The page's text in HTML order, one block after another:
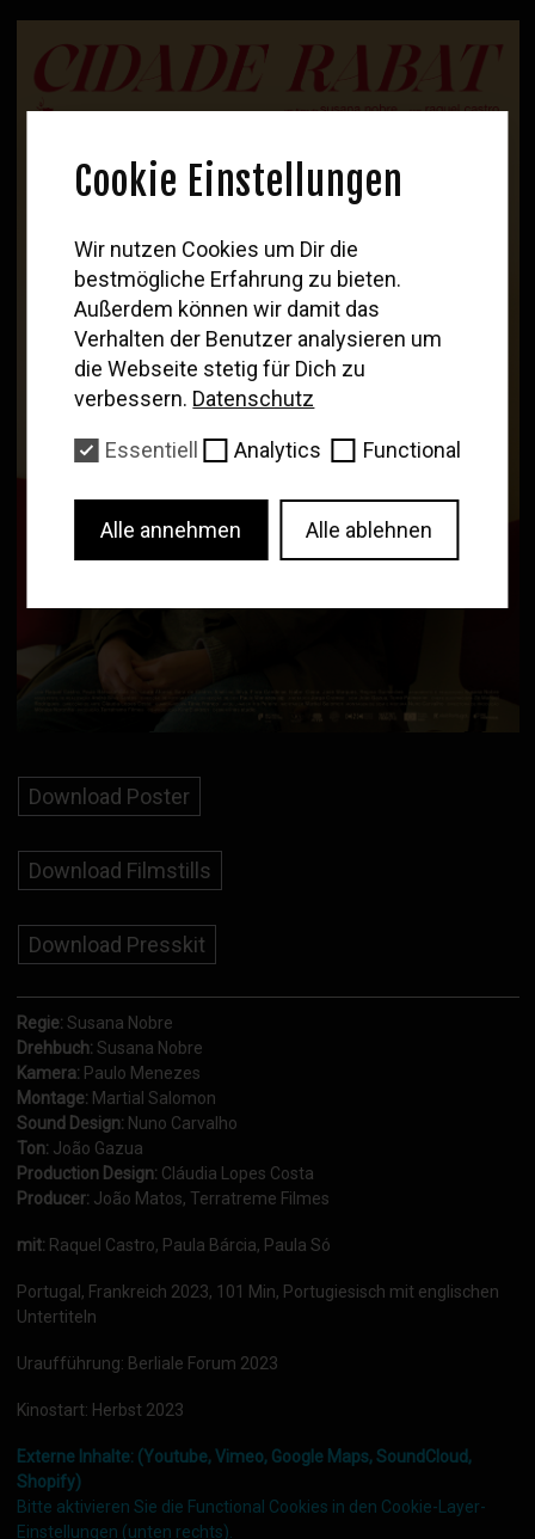
WOLF
Newsletter
Trag deine Email ein
um unsere Neuigkeiten und
das Filmprogramm zu erhalten
Abonnieren
Regie: Susana Nobre
Drehbuch: Susana Nobre
Kamera: Paulo Menezes
Montage: Martial Salomon
Sound Design: Nuno Carvalho
Ton: João Gazua
Production Design: Cláudia Lopes Costa
Producer: João Matos, Terratreme Filmes
mit: Raquel Castro, Paula Bárcia, Paula Só
Portugal, Frankreich 2023, 101 Min, Portugiesisch mit englischen
Untertiteln
Uraufführung: Berliale Forum 2023
Kinostart: Herbst 2023
Externe Inhalte: (Youtube, Vimeo, Google Maps, SoundCloud,
Shopify)
Bitte aktivieren Sie die Functional Cookies in den Cookie-Layer-
Einstellungen (unten rechts).
Download Poster
Download Filmstills
Download Presskit
Cookie Einstellungen
Wir nutzen Cookies um Dir die
bestmögliche Erfahrung zu bieten.
Außerdem können wir damit das
Verhalten der Benutzer analysieren um
die Webseite stetig für Dich zu
verbessern. Datenschutz
Essentiell Analytics Functional
Alle annehmen Alle ablehnen